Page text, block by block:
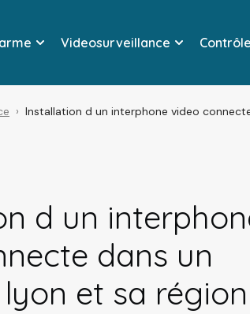
Videosurveillance
Installation d un interphone video
d un
dans un
et sa région